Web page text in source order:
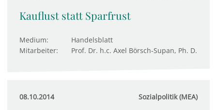
Kauflust statt Sparfrust
Medium:
Handelsblatt
Mitarbeiter:
Prof. Dr. h.c. Axel Börsch-Supan, Ph. D.
08.10.2014 Sozialpolitik (MEA)